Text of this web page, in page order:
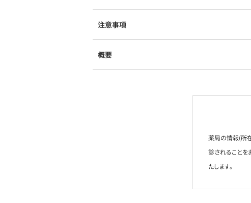
注意事項
概要
薬局の情報(所
診されることを
たします。